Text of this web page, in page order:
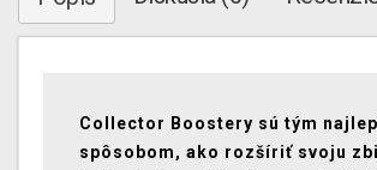
Collector Boostery sú tým
spôsobom, ako rozšíriť svoju